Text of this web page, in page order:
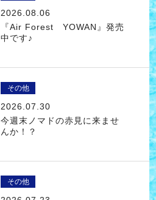
2026.08.06
『Air Forest YOWAN』発売
中です♪
その他
2026.07.30
今週末ノマドの赤見に来ませ
んか！？
その他